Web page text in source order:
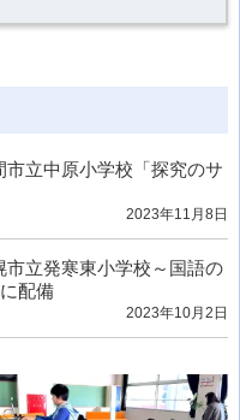
市立中原小学校「探究のサ
2023年11月8日
市立発寒東小学校～国語の
配備
2023年10月2日